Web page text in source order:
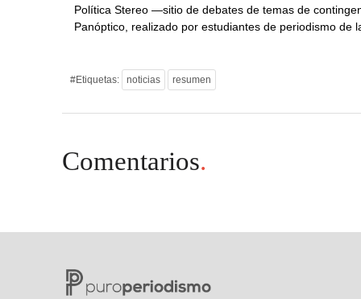
Política Stereo —sitio de debates de temas de
Panóptico, realizado por estudiantes de periodismo de
#Etiquetas: noticias resumen
Comentarios.